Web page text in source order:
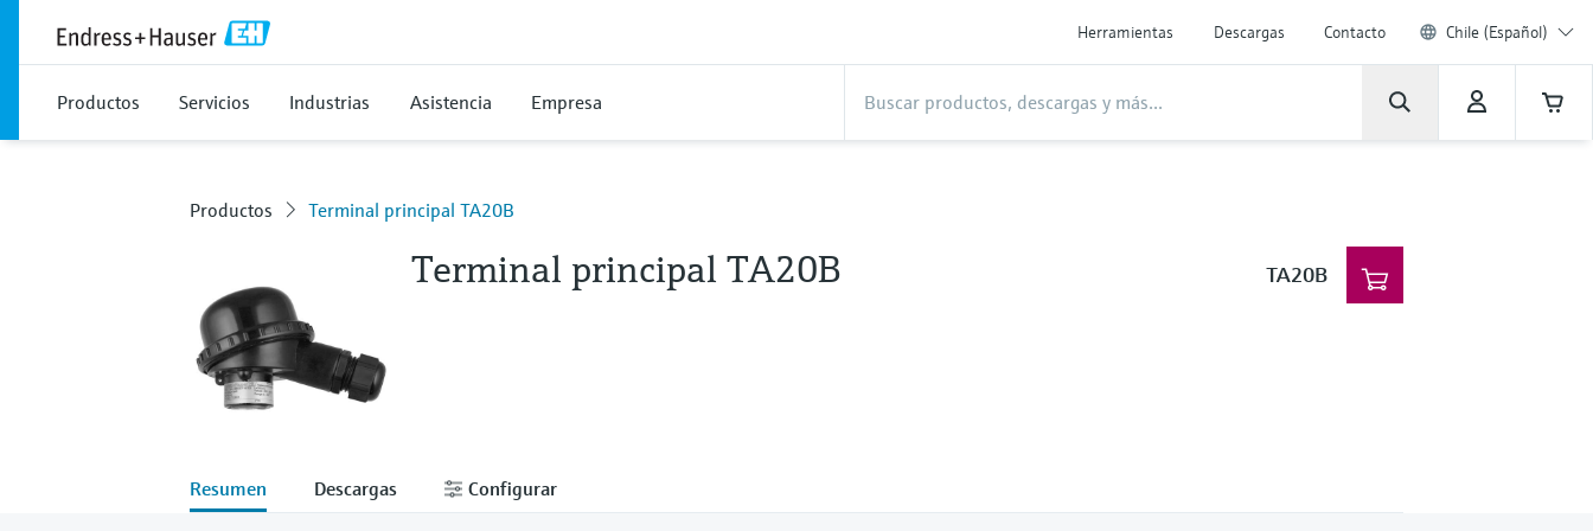
Herramientas Descargas Contacto Chile (Español)
Productos Servicios Industrias Asistencia Empresa
Productos Terminal principal TA20B
Terminal principal TA20B TA20B
Resumen Descargas Configurar